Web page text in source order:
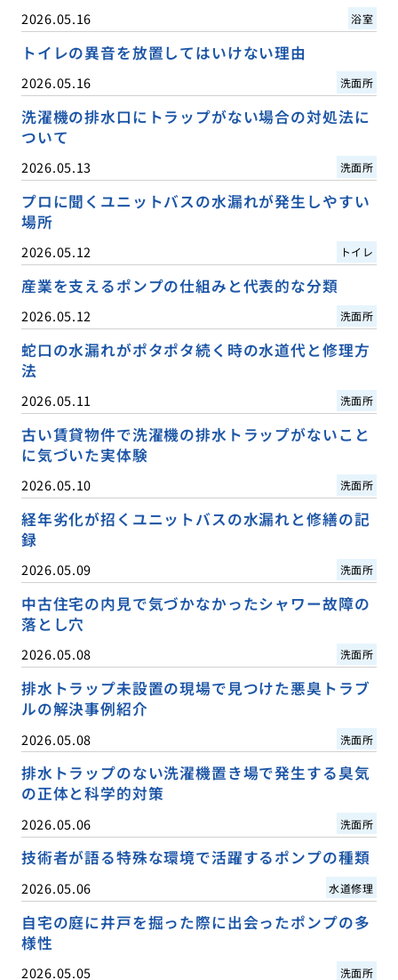
2026.05.16 浴室
トイレの異音を放置してはいけない理由
2026.05.16 洗面所
洗濯機の排水口にトラップがない場合の対処法に
ついて
2026.05.13 洗面所
プロに聞くユニットバスの水漏れが発生しやすい
場所
2026.05.12 トイレ
産業を支えるポンプの仕組みと代表的な分類
2026.05.12 洗面所
蛇口の水漏れがポタポタ続く時の水道代と修理方
法
2026.05.11 洗面所
古い賃貸物件で洗濯機の排水トラップがないこと
に気づいた実体験
2026.05.10 洗面所
経年劣化が招くユニットバスの水漏れと修繕の記
録
2026.05.09 洗面所
中古住宅の内見で気づかなかったシャワー故障の
落とし穴
2026.05.08 洗面所
排水トラップ未設置の現場で見つけた悪臭トラブ
ルの解決事例紹介
2026.05.08 洗面所
排水トラップのない洗濯機置き場で発生する臭気
の正体と科学的対策
2026.05.06 洗面所
技術者が語る特殊な環境で活躍するポンプの種類
2026.05.06 水道修理
自宅の庭に井戸を掘った際に出会ったポンプの多
様性
2026.05.05 洗面所